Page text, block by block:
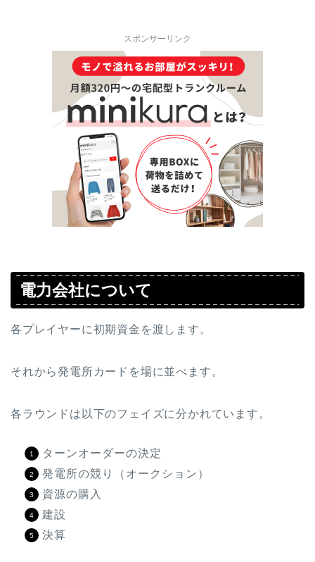
スポンサーリンク
電力会社について
各プレイヤーに初期資金を渡します。
それから発電所カードを場に並べます。
各ラウンドは以下のフェイズに分かれています。
ターンオーダーの決定
発電所の競り（オークション）
資源の購入
建設
決算